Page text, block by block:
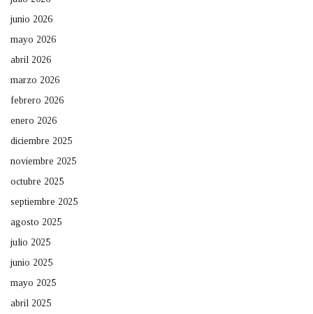
junio 2026
mayo 2026
abril 2026
marzo 2026
febrero 2026
enero 2026
diciembre 2025
noviembre 2025
octubre 2025
septiembre 2025
agosto 2025
julio 2025
junio 2025
mayo 2025
abril 2025